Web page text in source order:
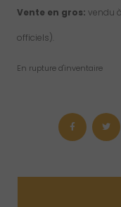
Vente en gros: vendu
officiels).
En rupture d'inventaire